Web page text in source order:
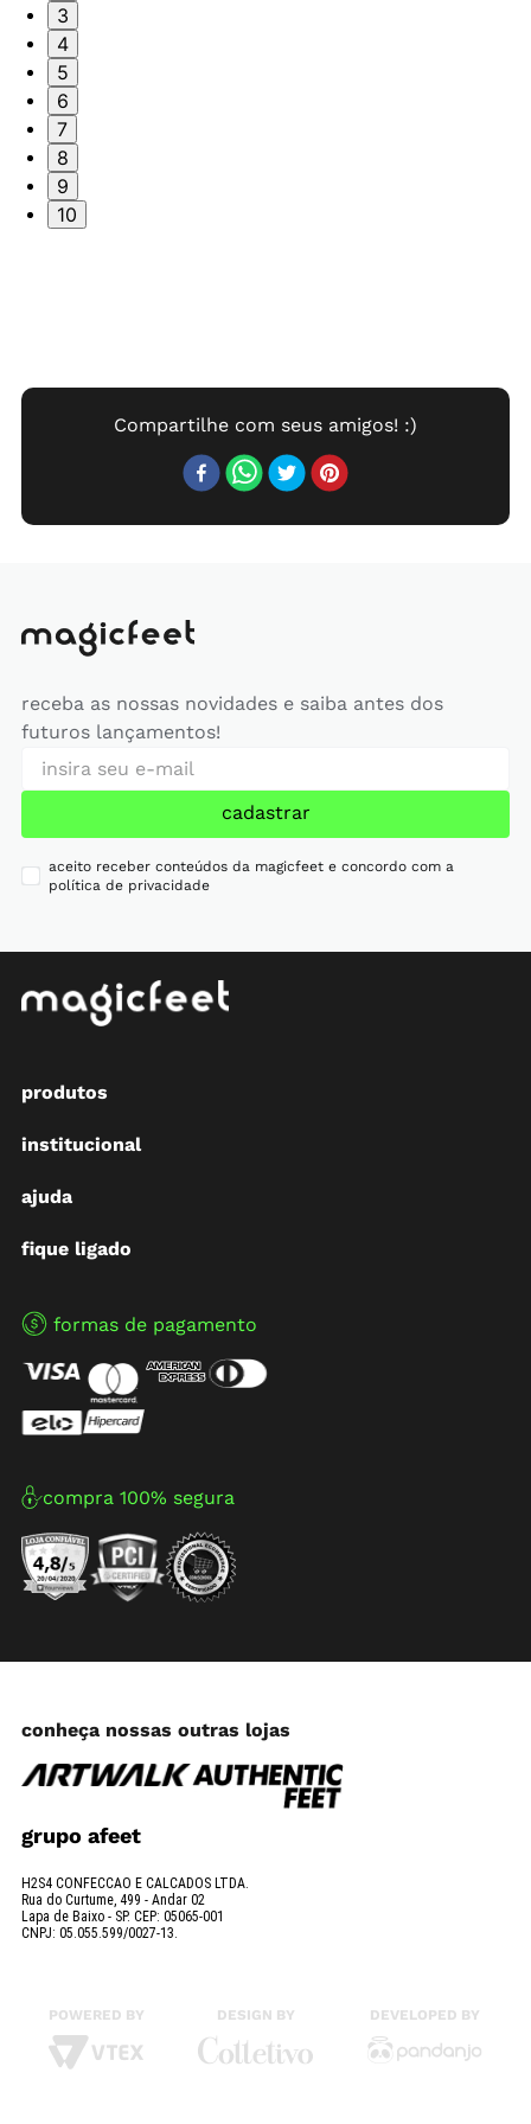
3
4
5
6
7
8
9
10
receba as nossas novidades e saiba antes dos
futuros lançamentos!
cadastrar
aceito receber conteúdos da magicfeet e concordo com a
política de privacidade
produtos
institucional
ajuda
fique ligado
formas de pagamento
compra 100% segura
conheça nossas outras lojas
grupo afeet
H2S4 CONFECCAO E CALCADOS LTDA.
Rua do Curtume, 499 - Andar 02
Lapa de Baixo - SP. CEP: 05065-001
CNPJ: 05.055.599/0027-13.
POWERED BY DESIGN BY DEVELOPED BY